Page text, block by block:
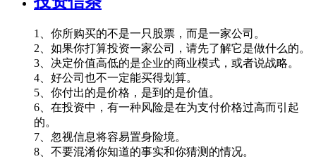
1、你所购买的不是一只股票，而是一家公司。
2、如果你打算投资一家公司，请先了解它是做什么的。
3、决定价值高低的是企业的商业模式，或者说战略。
4、好公司也不一定能买得划算。
5、你付出的是价格，是到的是价值。
6、在投资中，有一种风险是在为支付价格过高而引起
的。
7、忽视信息将容易置身险境。
8、不要混淆你知道的事实和你猜测的情况。